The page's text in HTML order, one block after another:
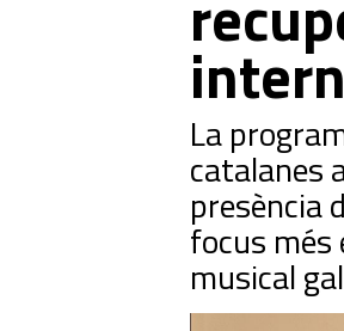
La
catalanes
presència
focus més
musical